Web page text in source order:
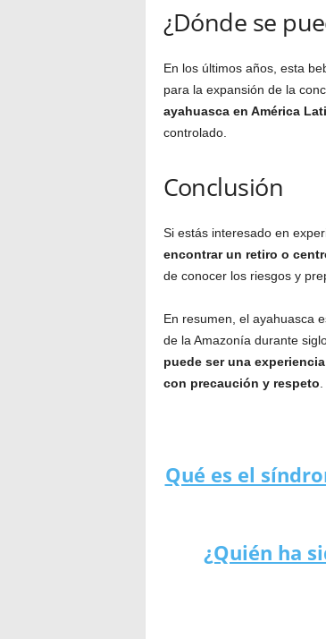
¿Dónde se
En los últimos años, esta
para la expansión de la
ayahuasca en América
controlado.
Conclusión
Si estás interesado en
encontrar un retiro o
de conocer los riesgos y
En resumen, el ayahuasca
de la Amazonía durante
puede ser una
con precaución y respeto
Qué es el
¿Quién ha